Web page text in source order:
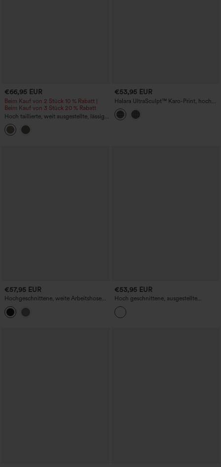
€66,95 EUR
Beim Kauf von 2 Stück 10 % Rabatt |
Beim Kauf von 3 Stück 20 % Rabatt
Hoch taillierte, weit ausgestellte, lässige
Fleece-Parachute-Hose mit Taschen
€53,95 EUR
Halara UltraSculpt™ Karo-Print, hoch
taillierte, bauchformende Yogahose mit
geradem Bein und Taschen
€57,95 EUR
Hochgeschnittene, weite Arbeitshose
mit Taschen
€53,95 EUR
Hoch geschnittene, ausgestellte
Arbeitshosen mit Taschen